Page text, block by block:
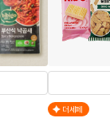
더세페